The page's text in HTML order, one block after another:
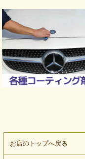
お店のトップへ戻る